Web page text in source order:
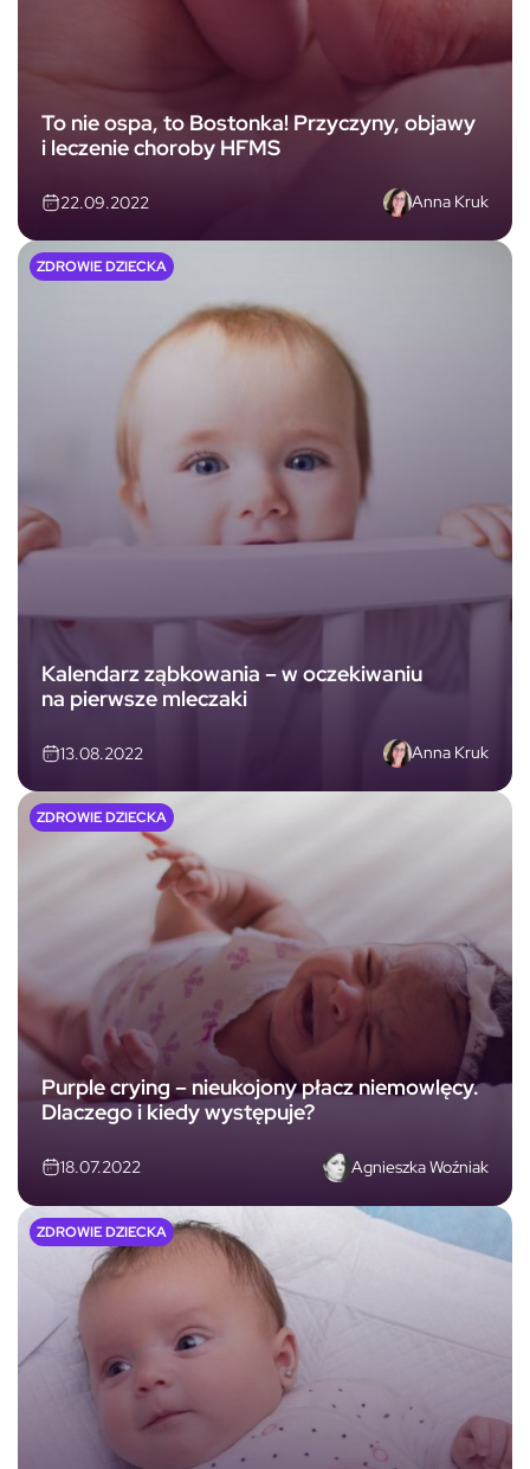
To nie ospa, to Bostonka! Przyczyny, objawy
i leczenie choroby HFMS
22.09.2022 Anna Kruk
Kalendarz ząbkowania – w oczekiwaniu
na pierwsze mleczaki
13.08.2022 Anna Kruk
ZDROWIE DZIECKA
Purple crying – nieukojony płacz niemowlęcy.
Dlaczego i kiedy występuje?
18.07.2022 Agnieszka Woźniak
ZDROWIE DZIECKA
ZDROWIE DZIECKA